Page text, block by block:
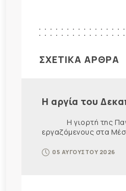
ΣΧΕΤΙΚΑ ΑΡΘΡΑ
Η αργία του
Η γιορτή της
εργαζόμενους στα
05 ΑΥΓΟΥΣΤΟΥ 2026